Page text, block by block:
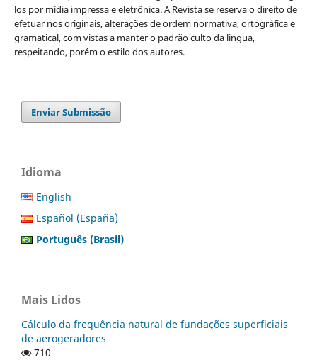
los por mídia impressa e eletrônica. A Revista se reserva o direito de
efetuar nos originais, alterações de ordem normativa, ortográfica e
gramatical, com vistas a manter o padrão culto da lingua,
respeitando, porém o estilo dos autores.
Enviar Submissão
Idioma
English
Español (España)
Português (Brasil)
Mais Lidos
Cálculo da frequência natural de fundações superficiais
de aerogeradores
710